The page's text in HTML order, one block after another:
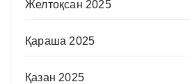
Желтоқсан 2025
Қараша 2025
Қазан 2025